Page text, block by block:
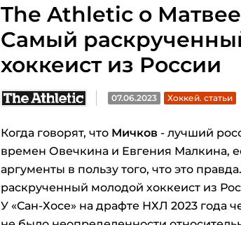
The Athletic о
Cамый
хоккеист из России
07.06.2023 Хоккей. статьи
Когда говорят, что Мичков - лучший
времен Овечкина и Евгения Малкина,
аргументы в пользу того, что это
раскрученный молодой хоккеист из
У «Сан-Хосе» на драфте НХЛ 2023 года